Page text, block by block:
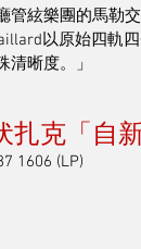
管絃樂團的馬勒
以原始四軌
晰度。」
扎克「自
1606 (LP)